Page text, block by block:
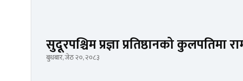
सुदूरपश्चिम प्रज्ञा प्रतिष्ठानको कुलपतिमा
बुधबार, जेठ २०, २०८३